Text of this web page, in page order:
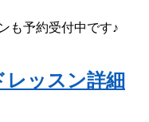
も予約受付中です♪
ッスン詳細